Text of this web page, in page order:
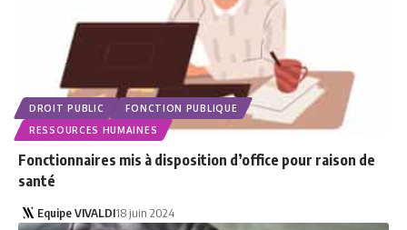
DROIT PUBLIC
FONCTION PUBLIQUE
RESSOURCES HUMAINES
Fonctionnaires mis à disposition d’office pour raison de
santé
Equipe VIVALDI18 juin 2024